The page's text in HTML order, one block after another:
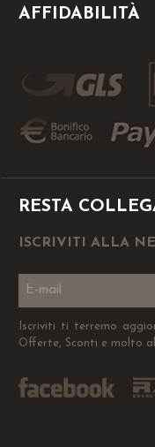
AFFIDABILITÀ
RESTA
ISCRIVITI ALLA
Iscriviti ti terremo
Offerte, Sconti e molto